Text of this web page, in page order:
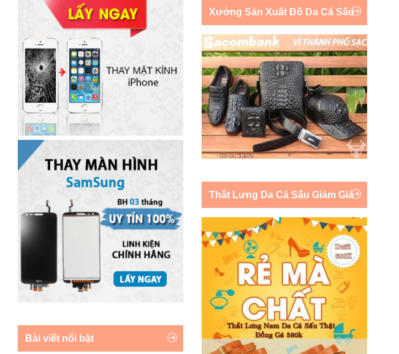
Bài viết nổi bật
Xưởng Sản Xuất Đồ Da Cá Sấu
Thắt Lưng Da Cá Sấu Giảm Giá